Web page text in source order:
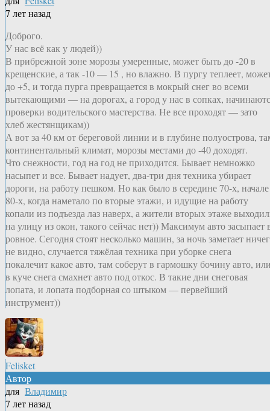
7 лет назад
Доброго.
У нас всё как у людей))
В прибрежной зоне морозы умеренные, может быть до -20 в
крещенские, а так -10 — 15 , но влажно. В пургу теплеет,
до +5, и тогда пурга превращается в мокрый снег во всеми
вытекающими — на дорогах, а город у нас в сопках,
проверки водительского мастерства. Не все проходят — зато
хлеб жестянщикам))
А вот за 40 км от береговой линии и в глубине полуострова,
континентальный климат, морозы местами до -40 доходят.
Что снежности, год на год не приходится. Бывает немножко
насыпет и все. Бывает надует, два-три дня техника убирает
дороги, на работу пешком. Но как было в середине 70-х, начале
80-х, когда наметало по вторые этажи, и идущие на работу
копали из подъезда лаз наверх, а жители вторых этаже
на улицу из окон, такого сейчас нет)) Максимум авто засыпает
ровное. Сегодня стоят несколько машин, за ночь заметает
не видно, случается тяжёлая техника при уборке снега
покалечит какое авто, там соберут в гармошку бочину авто,
в куче снега смахнет авто под откос. В такие дни снеговая
лопата, и лопата подборная со штыком — первейший
инструмент))
Felisket
Автор
для Владимир
7 лет назад